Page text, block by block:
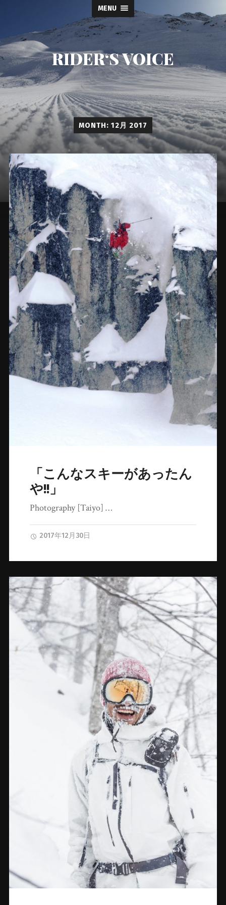
MENU
RIDER‘S VOICE
MONTH: 12月 2017
「こんなスキーがあったん
や!!」
Photography [Taiyo] …
2017年12月30日